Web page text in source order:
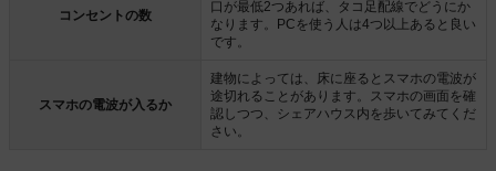
コンセントの数
口が最低2つあれば、タコ足配線でどうにか
なります。PCを使う人は4つ以上あると良い
です。
スマホの電波が入るか
建物によっては、床に座るとスマホの電波が
途切れることがあります。スマホの画面を確
認しつつ、シェアハウス内を歩いてみてくだ
さい。